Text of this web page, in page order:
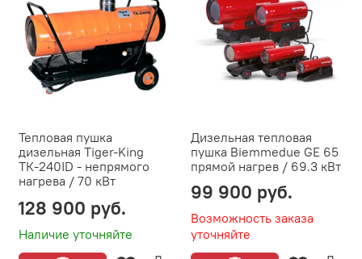
Тепловая пушка
дизельная Tiger-King
ТК-240ID - непрямого
нагрева / 70 кВт
Наличие уточняйте
128 900 руб.
Дизельная тепловая
пушка Biemmedue GE 65
прямой нагрев / 69.3 кВт
Возможность заказа
уточняйте
99 900 руб.